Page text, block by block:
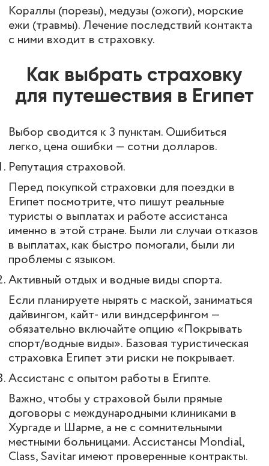
Кораллы (порезы), медузы (ожоги), морские
ежи (травмы). Лечение последствий контакта
с ними входит в страховку.
Как выбрать страховку
для путешествия в Египет
Выбор сводится к 3 пунктам. Ошибиться
легко, цена ошибки — сотни долларов.
Репутация страховой.
Перед покупкой страховки для поездки в
Египет посмотрите, что пишут реальные
туристы о выплатах и работе ассистанса
именно в этой стране. Были ли случаи отказов
в выплатах, как быстро помогали, были ли
проблемы с языком.
Активный отдых и водные виды спорта.
Если планируете нырять с маской, заниматься
дайвингом, кайт- или виндсерфингом —
обязательно включайте опцию «Покрывать
спорт/водные виды». Базовая туристическая
страховка Египет эти риски не покрывает.
Ассистанс с опытом работы в Египте.
Важно, чтобы у страховой были прямые
договоры с международными клиниками в
Хургаде и Шарме, а не с сомнительными
местными больницами. Ассистансы Mondial,
Class, Savitar имеют проверенные контракты.